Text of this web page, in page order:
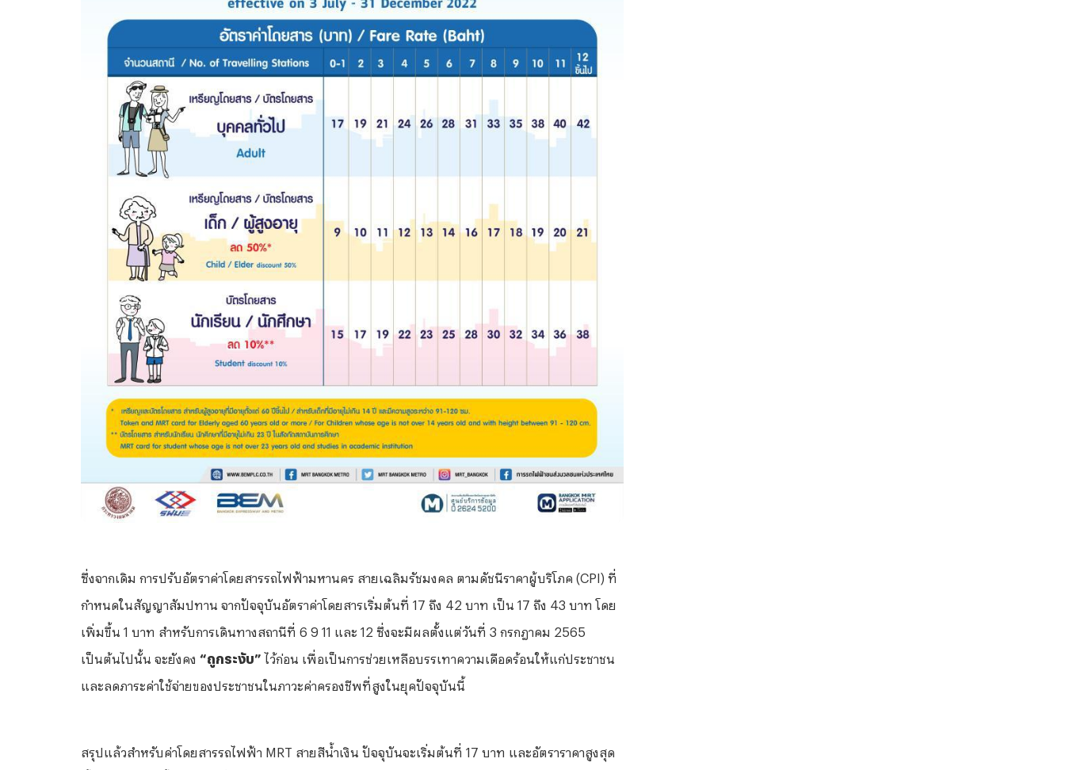
ซึ่งจากเดิม การปรับอัตราค่าโดยสารรถไฟฟ้ามหานคร สายเฉลิมรัชมงคล ตามดัชนีราคาผู้บริโภค (CPI) ที่
กำหนดในสัญญาสัมปทาน จากปัจจุบันอัตราค่าโดยสารเริ่มต้นที่ 17 ถึง 42 บาท เป็น 17 ถึง 43 บาท โดย
เพิ่มขึ้น 1 บาท สำหรับการเดินทางสถานีที่ 6 9 11 และ 12 ซึ่งจะมีผลตั้งแต่วันที่ 3 กรกฎาคม 2565
เป็นต้นไปนั้น จะยังคง “ถูกระงับ” ไว้ก่อน เพื่อเป็นการช่วยเหลือบรรเทาความเดือดร้อนให้แก่ประชาชน
และลดภาระค่าใช้จ่ายของประชาชนในภาวะค่าครองชีพที่สูงในยุคปัจจุบันนี้
สรุปแล้วสำหรับค่าโดยสารรถไฟฟ้า MRT สายสีน้ำเงิน ปัจจุบันจะเริ่มต้นที่ 17 บาท และอัตราราคาสูงสุด